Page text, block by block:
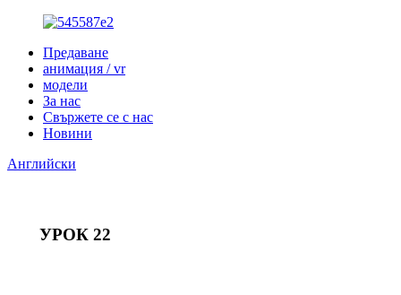
Предаване
анимация / vr
модели
За нас
Свържете се с нас
Новини
Английски
УРОК 22